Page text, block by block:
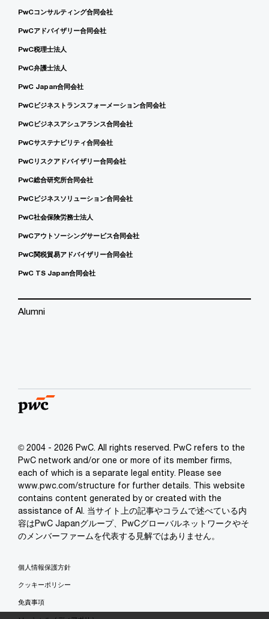
PwCコンサルティング合同会社
PwCアドバイザリー合同会社
PwC税理士法人
PwC弁護士法人
PwC Japan合同会社
PwCビジネストランスフォーメーション合同会社
PwCビジネスアシュアランス合同会社
PwCサステナビリティ合同会社
PwCリスクアドバイザリー合同会社
PwC総合研究所合同会社
PwCビジネスソリューション合同会社
PwC社会保険労務士法人
PwCアウトソーシングサービス合同会社
PwC関税貿易アドバイザリー合同会社
PwC TS Japan合同会社
Alumni
© 2004 - 2026 PwC. All rights reserved. PwC refers to the
PwC network and/or one or more of its member firms,
each of which is a separate legal entity. Please see
www.pwc.com/structure for further details. This website
contains content generated by or created with the
assistance of AI. 当サイト上の記事やコラムで述べている内
容はPwC Japanグループ、PwCグローバルネットワークやそ
のメンバーファームを代表する見解ではありません。
個人情報保護方針
クッキーポリシー
免責事項